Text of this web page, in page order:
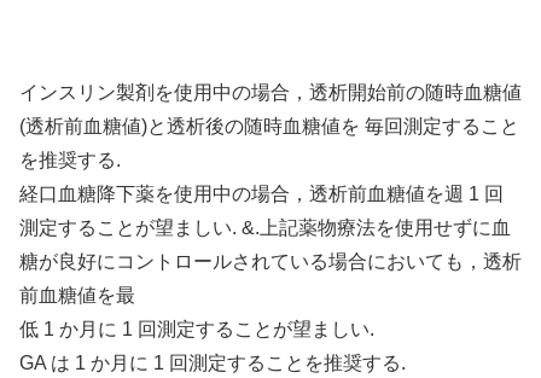
インスリン製剤を使用中の場合，透析開始前の随時血糖値
(透析前血糖値)と透析後の随時血糖値を 毎回測定すること
を推奨する.
経口血糖降下薬を使用中の場合，透析前血糖値を週 1 回
測定することが望ましい. &.上記薬物療法を使用せずに血
糖が良好にコントロールされている場合においても，透析
前血糖値を最
低 1 か月に 1 回測定することが望ましい.
GA は 1 か月に 1 回測定することを推奨する.